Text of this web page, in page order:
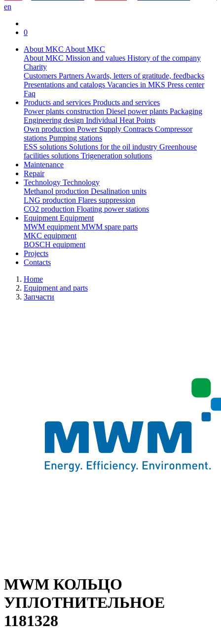
en
0
About MKC About MKC
About MKC Mission and values History of the company
Charity
Customers PartnersAwards, letters of gratitude, feedbacks
Presentations and catalogs Vacancies in MKS Press center
Faq
Products and services Products and services
Power plants construction Diesel power plants Packaging
Engineering design Individual Heat Points
Own production Power Supply Contracts Compressor
stations Pumping stations
ESS solutions Solutions for the oil industry Greenhouse
facilities solutions Trigeneration solutions
Maintenance
Repair
Technology Technology
Methanol production Desalination units
LNG production Flares suppression
СО2 production Floating power stations
EquipmentEquipment
MWM equipmentMWM spare parts
MKC equipment
BOSCH equipment
Projects
Contacts
Home
Equipment and parts
Запчасти
MWM КОЛЬЦО
УПЛОТНИТЕЛЬНОЕ
1181328